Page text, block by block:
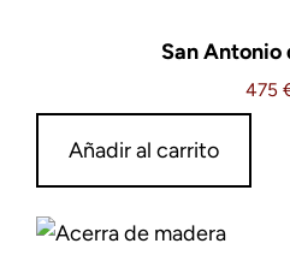
San Antonio
475
Añadir al carrito